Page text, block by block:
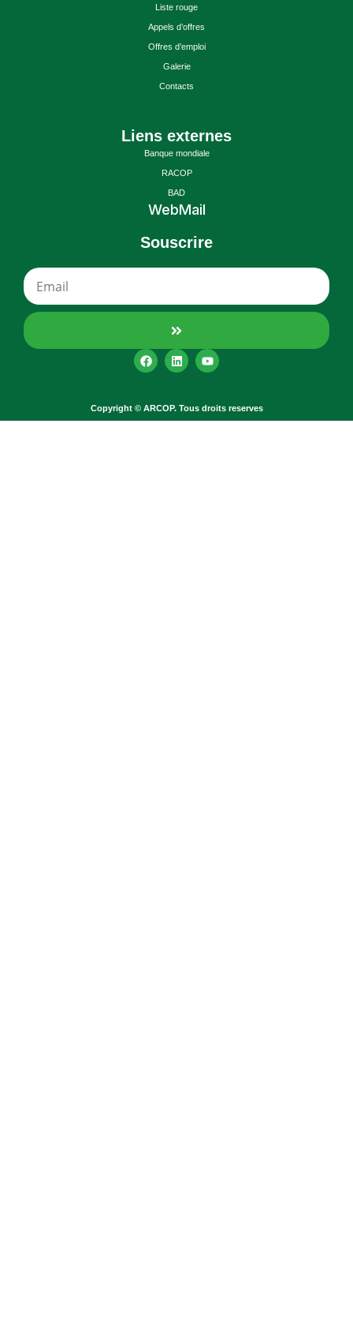
Liste rouge
Appels d’offres
Offres d’emploi
Galerie
Contacts
Liens externes
Banque mondiale
RACOP
BAD
WebMail
Souscrire
Copyright © ARCOP. Tous droits reserves